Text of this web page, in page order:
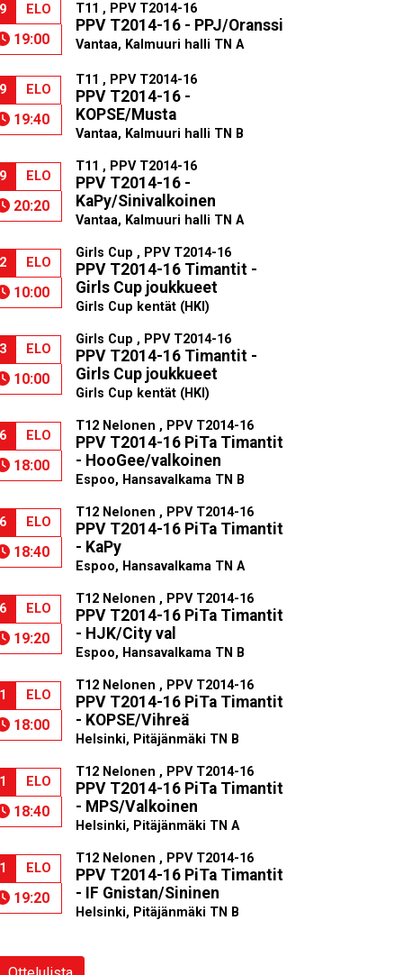
ELO
19:00
T11 , PPV T2014-16
PPV T2014-16 - PPJ/Oranssi
Vantaa, Kalmuuri halli TN A
ELO
19:40
T11 , PPV T2014-16
PPV T2014-16 -
KOPSE/Musta
Vantaa, Kalmuuri halli TN B
ELO
20:20
T11 , PPV T2014-16
PPV T2014-16 -
KaPy/Sinivalkoinen
Vantaa, Kalmuuri halli TN A
ELO
10:00
Girls Cup , PPV T2014-16
PPV T2014-16 Timantit -
Girls Cup joukkueet
Girls Cup kentät (HKI)
ELO
10:00
Girls Cup , PPV T2014-16
PPV T2014-16 Timantit -
Girls Cup joukkueet
Girls Cup kentät (HKI)
ELO
18:00
T12 Nelonen , PPV T2014-16
PPV T2014-16 PiTa Timantit
- HooGee/valkoinen
Espoo, Hansavalkama TN B
ELO
18:40
T12 Nelonen , PPV T2014-16
PPV T2014-16 PiTa Timantit
- KaPy
Espoo, Hansavalkama TN A
ELO
19:20
T12 Nelonen , PPV T2014-16
PPV T2014-16 PiTa Timantit
- HJK/City val
Espoo, Hansavalkama TN B
ELO
18:00
T12 Nelonen , PPV T2014-16
PPV T2014-16 PiTa Timantit
- KOPSE/Vihreä
Helsinki, Pitäjänmäki TN B
ELO
18:40
T12 Nelonen , PPV T2014-16
PPV T2014-16 PiTa Timantit
- MPS/Valkoinen
Helsinki, Pitäjänmäki TN A
ELO
19:20
T12 Nelonen , PPV T2014-16
PPV T2014-16 PiTa Timantit
- IF Gnistan/Sininen
Helsinki, Pitäjänmäki TN B